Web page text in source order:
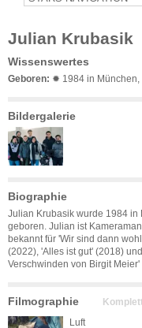
Julian Krubasik
Wissenswertes
Geboren: ✹ 1984 in München,
Bildergalerie
Biographie
Julian Krubasik wurde 1984 in
geboren. Julian ist
bekannt für 'Wir sind dann
(2022), 'Alles ist gut' (2018)
Verschwinden von Birgit Meier'
Filmographie
Luft